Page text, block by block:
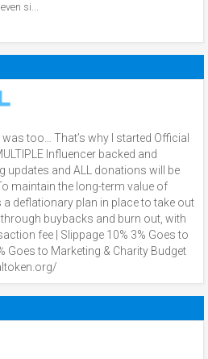
si...
too… That’s why I started Official
Influencer backed and
updates and ALL donations will be
maintain the long-term value of
deflationary plan in place to take out
buybacks and burn out, with
fee | Slippage 10% 3% Goes to
Goes to Marketing & Charity Budget